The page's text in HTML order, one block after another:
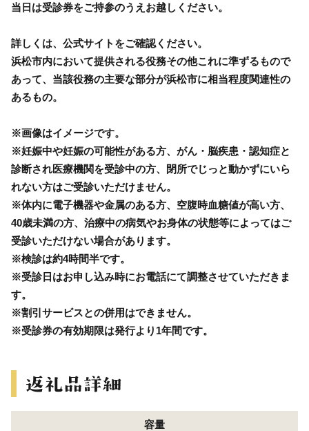
当日は受診券をご持参のうえお越しください。
詳しくは、公式サイトをご確認ください。
浜松市内において提供される役務その他これに準ずるもので
あって、当該役務の主要な部分が浜松市に相当程度関連性の
あるもの。
※画像はイメージです。
※妊娠中や妊娠の可能性がある方、がん・脳疾患・認知症と
診断され医療機関を受診中の方、閉所でじっと動かずにいら
れない方はご受診いただけません。
※体内に電子機器や金属のある方、空腹時血糖値が高い方、
40歳未満の方、治療中の病気やお身体の状態等によってはご
受診いただけない場合があります。
※検診は約4時間半です。
※受診日はお申し込み時にお電話にて調整させていただきま
す。
※割引サービスとの併用はできません。
※受診券の有効期限は発行より1年間です。
容量